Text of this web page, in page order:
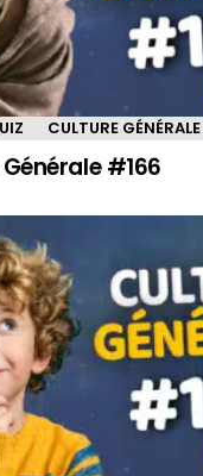
CULTURE GÉNÉRALE
#166